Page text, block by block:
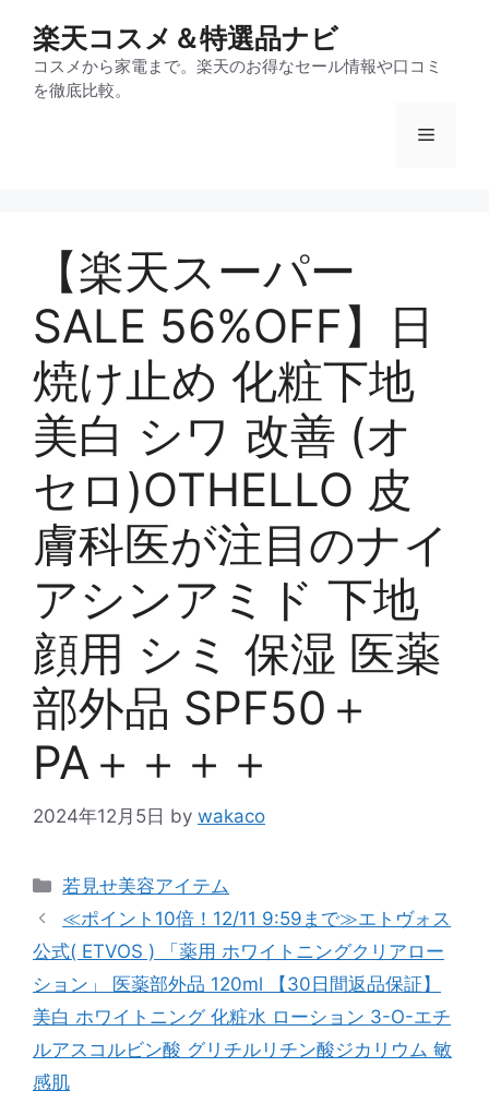
楽天コスメ＆特選品ナビ
コスメから家電まで。楽天のお得なセール情報や口コミ
を徹底比較。
メ
【楽天スーパー
SALE 56%OFF】日
焼け止め 化粧下地
美白 シワ 改善 (オ
セロ)OTHELLO 皮
膚科医が注目のナイ
アシンアミド 下地
顔用 シミ 保湿 医薬
部外品 SPF50＋
PA＋＋＋＋
2024年12月5日 by wakaco
カ
リ
ー
若見せ美容アイテム
≪ポイント10倍！12/11 9:59まで≫エトヴォス
公式( ETVOS ) 「薬用 ホワイトニングクリアロー
ション」 医薬部外品 120ml 【30日間返品保証】
美白 ホワイトニング 化粧水 ローション 3-O-エチ
ルアスコルビン酸 グリチルリチン酸ジカリウム 敏
感肌